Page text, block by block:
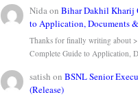
NidaonBihar Dakhil Kharij
to Application, Documents
Thanks for finally writing about
Complete Guide to Application,
satish onBSNL Senior
(Release)